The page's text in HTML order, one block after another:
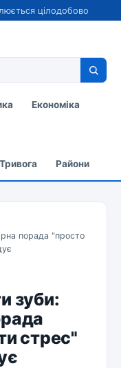
цілодобово
Економіка
Тривога Райони
порада "просто
зуби:
стрес"